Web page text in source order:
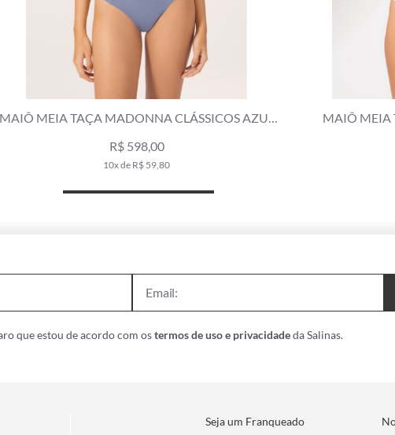
MAIÔ MEIA TAÇA MADONNA CLÁSSICOS AZUL
R$ 598,00
10x de R$ 59,80
MAIÔ MEIA
que estou de acordo com ostermos de uso e privacidadeda Salinas.
Seja um Franqueado